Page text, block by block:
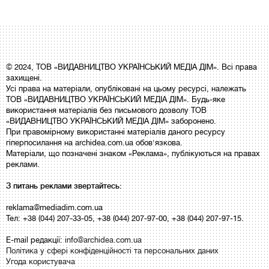
© 2024, ТОВ «ВИДАВНИЦТВО УКРАЇНСЬКИЙ МЕДІА ДІМ». Всі права
захищені.
Усі права на матеріали, опубліковані на цьому ресурсі, належать
ТОВ «ВИДАВНИЦТВО УКРАЇНСЬКИЙ МЕДІА ДІМ». Будь-яке
використання матеріалів без письмового дозволу ТОВ
«ВИДАВНИЦТВО УКРАЇНСЬКИЙ МЕДІА ДІМ» заборонено.
При правомірному використанні матеріалів даного ресурсу
гіперпосилання на archidea.com.ua обов'язкова.
Матеріали, що позначені знаком «Реклама», публікуються на правах
реклами.
З питань реклами звертайтесь:
reklama@mediadim.com.ua
Тел: +38 (044) 207-33-05, +38 (044) 207-97-00, +38 (044) 207-97-15.
E-mail редакції:info@archidea.com.ua
Політика у сфері конфіденційності та персональних даних
Угода користувача